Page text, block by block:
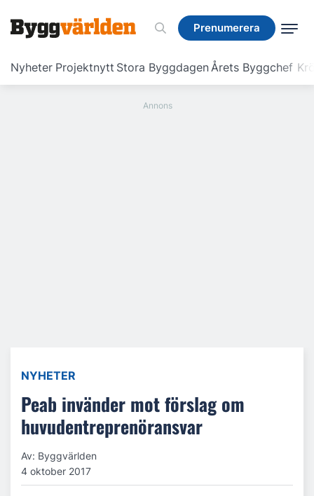
Prenumerera
Nyheter Projektnytt Stora ByggdagenÅrets Byggchef
Prenumerera
NYHETER
Peab invänder mot förslag om
huvudentreprenöransvar
Av: Byggvärlden
4 oktober 2017